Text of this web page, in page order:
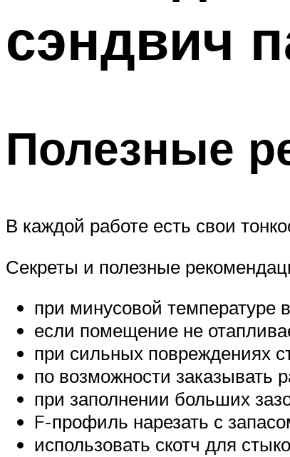
сэндвич
Полезные
В каждой работе есть свои
Секреты и полезные
при минусовой температуре
если помещение не
при сильных повреждениях
по возможности заказывать
при заполнении больших
F-профиль нарезать с
использовать скотч для